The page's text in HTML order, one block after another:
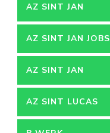
AZ SINT JAN
AZ SINT JAN JOBS
AZ SINT JAN
VACATURES
AZ SINT LUCAS